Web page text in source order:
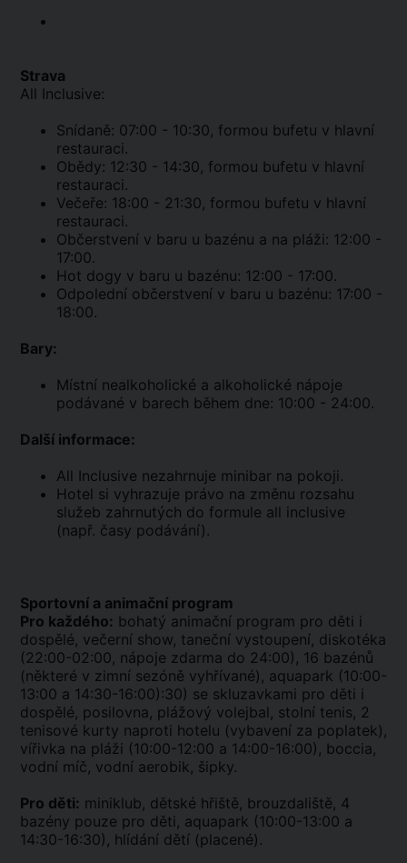
Strava
All Inclusive:
Snídaně: 07:00 - 10:30, formou bufetu v hlavní
restauraci.
Obědy: 12:30 - 14:30, formou bufetu v hlavní
restauraci.
Večeře: 18:00 - 21:30, formou bufetu v hlavní
restauraci.
Občerstvení v baru u bazénu a na pláži: 12:00 -
17:00.
Hot dogy v baru u bazénu: 12:00 - 17:00.
Odpolední občerstvení v baru u bazénu: 17:00 -
18:00.
Bary:
Místní nealkoholické a alkoholické nápoje
podávané v barech během dne: 10:00 - 24:00.
Další informace:
All Inclusive nezahrnuje minibar na pokoji.
Hotel si vyhrazuje právo na změnu rozsahu
služeb zahrnutých do formule all inclusive
(např. časy podávání).
Sportovní a animační program
Pro každého: bohatý animační program pro děti i
dospělé, večerní show, taneční vystoupení, diskotéka
(22:00-02:00, nápoje zdarma do 24:00), 16 bazénů
(některé v zimní sezóně vyhřívané), aquapark (10:00-
13:00 a 14:30-16:00):30) se skluzavkami pro děti i
dospělé, posilovna, plážový volejbal, stolní tenis, 2
tenisové kurty naproti hotelu (vybavení za poplatek),
vířivka na pláži (10:00-12:00 a 14:00-16:00), boccia,
vodní míč, vodní aerobik, šipky.
Pro děti: miniklub, dětské hřiště, brouzdaliště, 4
bazény pouze pro děti, aquapark (10:00-13:00 a
14:30-16:30), hlídání dětí (placené).